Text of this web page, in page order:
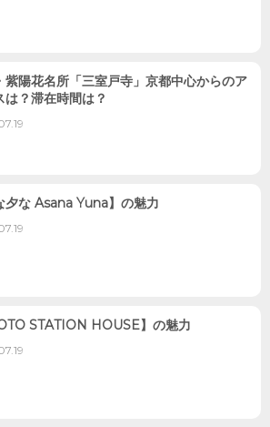
紫陽花名所「三室戸寺」京都中心からのア
は？滞在時間は？
夕な Asana Yuna】の魅力
STATION HOUSE】の魅力